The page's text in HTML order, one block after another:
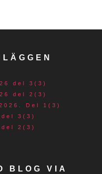
del 3(3)
del 2(3)
Del 1(3)
3(3)
2(3)
BLOG VIA